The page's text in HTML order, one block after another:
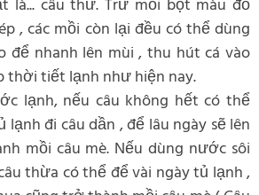
là... câu thử. Trừ mồi bột màu đỏ
, các mồi còn lại đều có thể dùng
để nhanh lên mùi , thu hút cá vào
thời tiết lạnh như hiện nay.
lạnh, nếu câu không hết có thể
lạnh đi câu dần , để lâu ngày sẽ lên
mồi câu mè. Nếu dùng nước sôi
thừa có thể để vài ngày tủ lạnh ,